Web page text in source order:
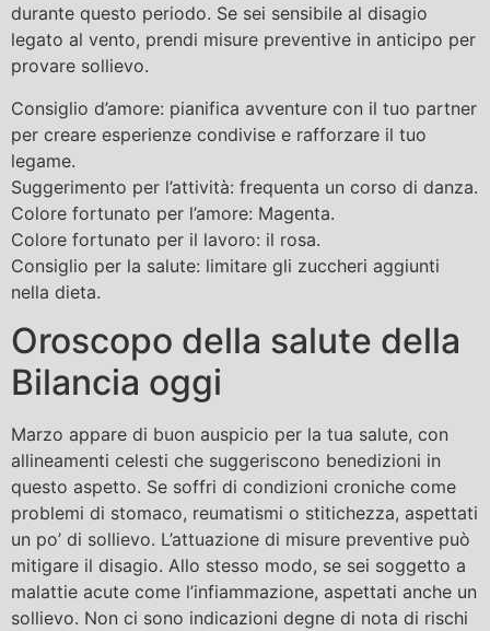
durante questo periodo. Se sei sensibile al disagio
legato al vento, prendi misure preventive in anticipo per
provare sollievo.
Consiglio d’amore: pianifica avventure con il tuo partner
per creare esperienze condivise e rafforzare il tuo
legame.
Suggerimento per l’attività: frequenta un corso di danza.
Colore fortunato per l’amore: Magenta.
Colore fortunato per il lavoro: il rosa.
Consiglio per la salute: limitare gli zuccheri aggiunti
nella dieta.
Oroscopo della salute della
Bilancia oggi
Marzo appare di buon auspicio per la tua salute, con
allineamenti celesti che suggeriscono benedizioni in
questo aspetto. Se soffri di condizioni croniche come
problemi di stomaco, reumatismi o stitichezza, aspettati
un po’ di sollievo. L’attuazione di misure preventive può
mitigare il disagio. Allo stesso modo, se sei soggetto a
malattie acute come l’infiammazione, aspettati anche un
sollievo. Non ci sono indicazioni degne di nota di rischi